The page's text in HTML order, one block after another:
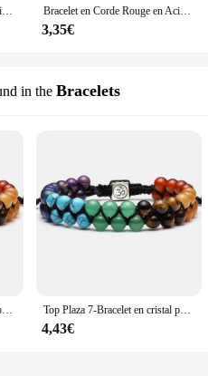
Bracelet élastique en perles de riz, 17 pièces/ensemble, style bohème, empilable, accessoire de plage Bracelet en Corde Rouge en Acier Inoxydable pour Homme et Femme, Taille Ajustable, Rond, Ruban D.lique, DIY, Amoureux, 3 Documents
3,35€
in the Bracelets
Top Plaza 7-Bracelet en cristal pour femme, perles ajustables, pour le yoga, la méditation, la relaxation, l'anxiété, rapide Top Plaza 7-Bracelet en cristal pour femme, perles ajustables, pour le yoga, la méditation, la relaxation, l'anxiété, rapide
4,43€